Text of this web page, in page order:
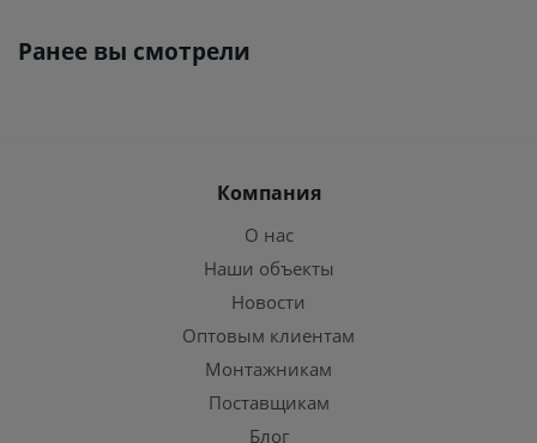
Ранее вы смотрели
Компания
О нас
Наши объекты
Новости
Оптовым клиентам
Монтажникам
Поставщикам
Блог